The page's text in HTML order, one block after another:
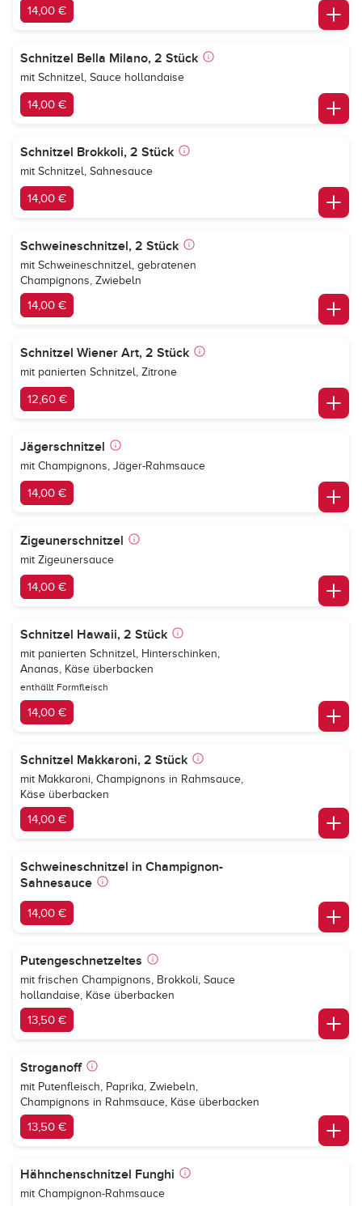
14,00 €
Schnitzel Bella Milano, 2 Stück
mit Schnitzel, Sauce hollandaise
14,00 €
Schnitzel Brokkoli, 2 Stück
mit Schnitzel, Sahnesauce
14,00 €
Schweineschnitzel, 2 Stück
mit Schweineschnitzel, gebratenen
Champignons, Zwiebeln
14,00 €
Schnitzel Wiener Art, 2 Stück
mit panierten Schnitzel, Zitrone
12,60 €
Jägerschnitzel
mit Champignons, Jäger-Rahmsauce
14,00 €
Zigeunerschnitzel
mit Zigeunersauce
14,00 €
Schnitzel Hawaii, 2 Stück
mit panierten Schnitzel, Hinterschinken,
Ananas, Käse überbacken
enthällt Formfleisch
14,00 €
Schnitzel Makkaroni, 2 Stück
mit Makkaroni, Champignons in Rahmsauce,
Käse überbacken
14,00 €
Schweineschnitzel in Champignon-
Sahnesauce
14,00 €
Putengeschnetzeltes
mit frischen Champignons, Brokkoli, Sauce
hollandaise, Käse überbacken
13,50 €
Stroganoff
mit Putenfleisch, Paprika, Zwiebeln,
Champignons in Rahmsauce, Käse überbacken
13,50 €
Hähnchenschnitzel Funghi
mit Champignon-Rahmsauce